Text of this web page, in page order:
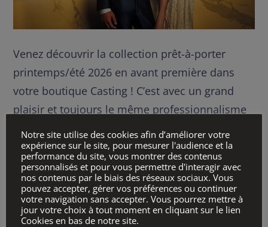
Venez découvrir la collection prêt-à-porter
printemps/été 2026 en avant première dans
votre boutique Casting ! C’est avec un grand
plaisir et toujours le même professionnalisme
passionné que l’équipe CASTING vous invite à
venir découvrir, essayer et choisir votre tenue
de cérémonie. Nous vous invitons aussi à
visiter notre rubrique Cérémonies pour voir le
meilleur de
Notre site utilise des cookies afin d’améliorer votre
expérience sur le site, pour mesurer l'audience et la
performance du site, vous montrer des contenus
personnalisés et pour vous permettre d'interagir avec
nos contenus par le biais des réseaux sociaux. Vous
pouvez accepter, gérer vos préférences ou continuer
votre navigation sans accepter. Vous pourrez mettre à
jour votre choix à tout moment en cliquant sur le lien
Cookies en bas de notre site.